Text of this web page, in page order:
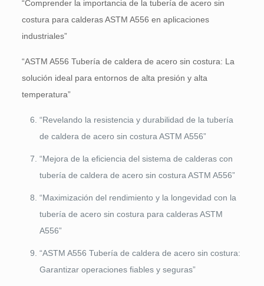
“Comprender la importancia de la tubería de acero sin
costura para calderas ASTM A556 en aplicaciones
industriales”
“ASTM A556 Tubería de caldera de acero sin costura: La
solución ideal para entornos de alta presión y alta
temperatura”
“Revelando la resistencia y durabilidad de la tubería
de caldera de acero sin costura ASTM A556”
“Mejora de la eficiencia del sistema de calderas con
tubería de caldera de acero sin costura ASTM A556”
“Maximización del rendimiento y la longevidad con la
tubería de acero sin costura para calderas ASTM
A556”
“ASTM A556 Tubería de caldera de acero sin costura:
Garantizar operaciones fiables y seguras”